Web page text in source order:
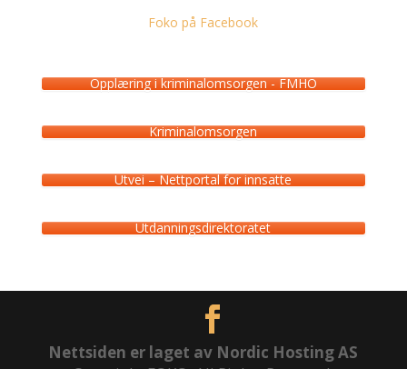
Foko på Facebook
Opplæring i kriminalomsorgen - FMHO
Kriminalomsorgen
Utvei – Nettportal for innsatte
Utdanningsdirektoratet
Nettsiden er laget av Nordic Hosting AS